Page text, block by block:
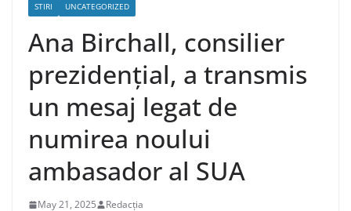
STIRI UNCATEGORIZED
Ana Birchall, consilier
prezidențial, a transmis
un mesaj legat de
numirea noului
ambasador al SUA
May 21, 2025 Redacția